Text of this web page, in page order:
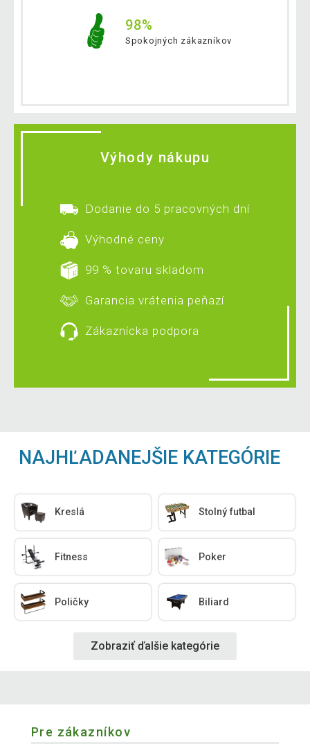
98%
Spokojných zákazníkov
Výhody nákupu
Dodanie do 5 pracovných dní
Výhodné ceny
99 % tovaru skladom
Garancia vrátenia peňazí
Zákaznícka podpora
NAJHĽADANEJŠIE KATEGÓRIE
Kreslá Stolný futbal
Fitness Poker
Poličky Biliard
Zobraziť ďalšie kategórie
Pre zákazníkov